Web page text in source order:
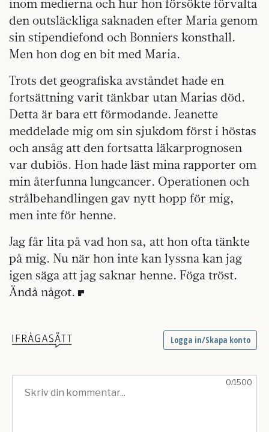
inom medierna och hur hon försökte förvalta
den outsläckliga saknaden efter Maria genom
sin stipendiefond och Bonniers konsthall.
Men hon dog en bit med Maria.
Trots det geografiska avståndet hade en
fortsättning varit tänkbar utan Marias död.
Detta är bara ett förmodande. Jeanette
meddelade mig om sin sjukdom först i höstas
och ansåg att den fortsatta läkarprognosen
var dubiös. Hon hade läst mina rapporter om
min återfunna lungcancer. Operationen och
strålbehandlingen gav nytt hopp för mig,
men inte för henne.
Jag får lita på vad hon sa, att hon ofta tänkte
på mig. Nu när hon inte kan lyssna kan jag
igen säga att jag saknar henne. Föga tröst.
Ändå något.